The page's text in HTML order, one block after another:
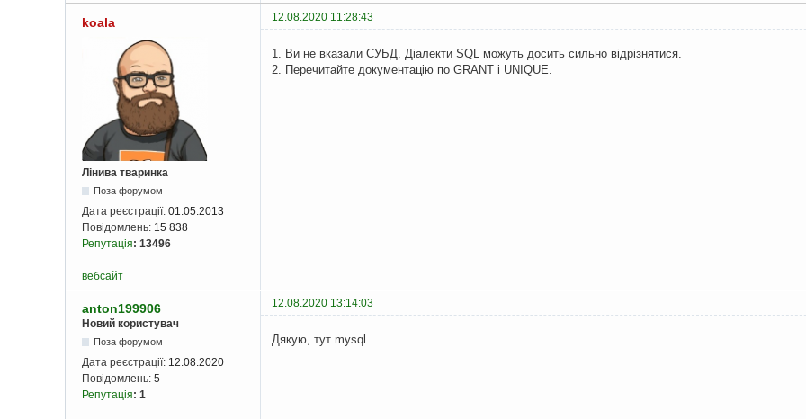
koala 12.08.2020 11:28:43
Лінива тваринка
Поза форумом
Дата реєстрації: 01.05.2013
Повідомлень: 15 838
Репутація: 13496
1. Ви не вказали СУБД. Діалекти SQL можуть досить сильно відрізнятися.
2. Перечитайте документацію по GRANT і UNIQUE.
вебсайт
anton199906
12.08.2020 13:14:03
Новий користувач
Поза форумом
Дата реєстрації: 12.08.2020
Повідомлень: 5
Репутація: 1
Дякую, тут mysql